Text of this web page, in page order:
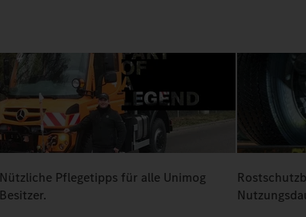
Nützliche Pflegetipps für alle Unimog
Besitzer.